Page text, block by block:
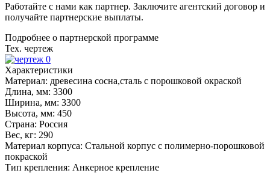
Работайте с нами как партнер. Заключите агентский договор и
получайте партнерские выплаты.
Подробнее о партнерской программе
Тех. чертеж
Характеристики
Материал: древесина сосна,сталь с порошковой окраской
Длина, мм: 3300
Ширина, мм: 3300
Высота, мм: 450
Страна: Россия
Вес, кг: 290
Материал корпуса: Стальной корпус с полимерно-порошковой
покраской
Тип крепления: Анкерное крепление